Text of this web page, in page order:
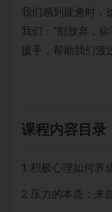
我们感到疲惫时，
我们：“别放弃，
援手，帮助我们渡
课程内容目录
1 积极心理如何养
2 压力的本质：来